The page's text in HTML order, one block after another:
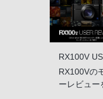
RX100V
RX100Vの
ーレビュー